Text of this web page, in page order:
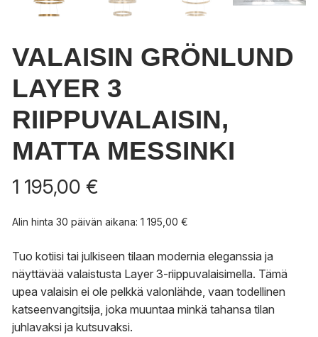
VALAISIN GRÖNLUND
LAYER 3
RIIPPUVALAISIN,
MATTA MESSINKI
1 195,00 €
Alin hinta 30 päivän aikana: 1 195,00 €
Tuo kotiisi tai julkiseen tilaan modernia eleganssia ja
näyttävää valaistusta Layer 3-riippuvalaisimella. Tämä
upea valaisin ei ole pelkkä valonlähde, vaan todellinen
katseenvangitsija, joka muuntaa minkä tahansa tilan
juhlavaksi ja kutsuvaksi.